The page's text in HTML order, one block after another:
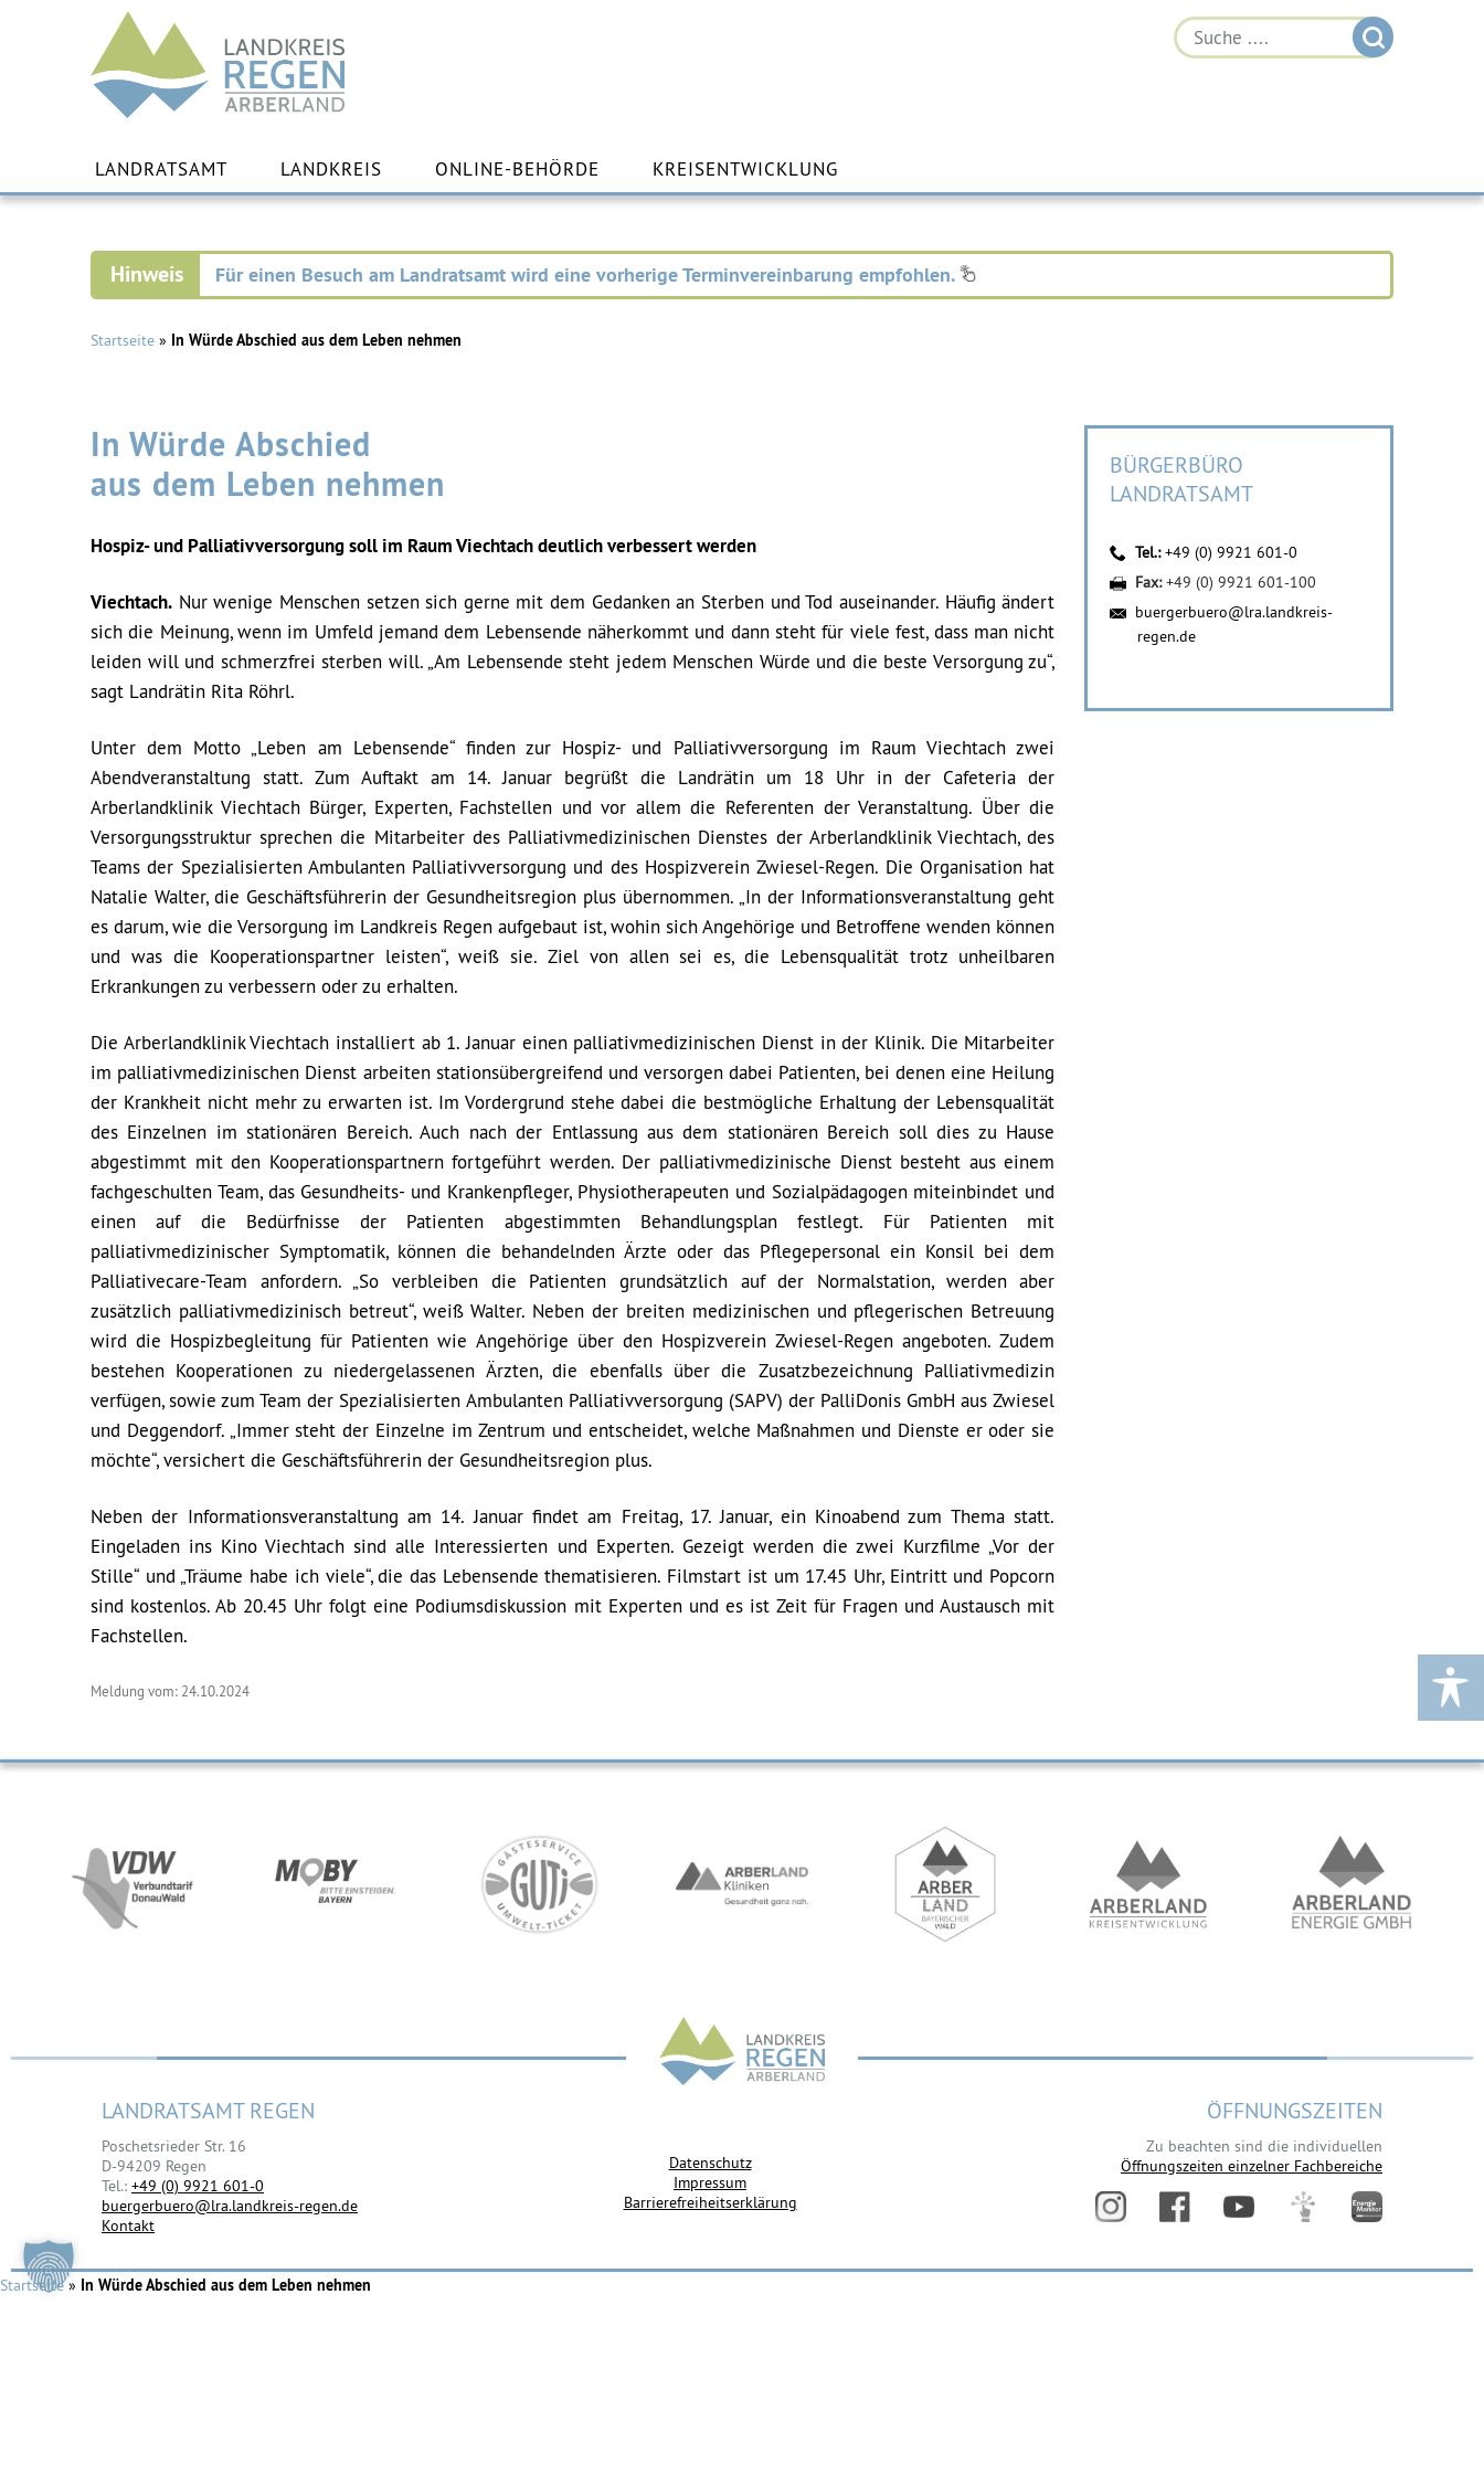
Landkreis
Regen
Inhalt
springen
LANDRATSAMT LANDKREIS ONLINE-BEHÖRDE KREISENTWICKLUNG
Für einen Besuch am Landratsamt wird eine vorherige Terminvereinbarung empfohlen.
Startseite » In Würde Abschied aus dem Leben nehmen
In Würde Abschied
aus dem Leben nehmen
Hospiz- und Palliativversorgung soll im Raum Viechtach deutlich verbessert werden
Viechtach. Nur wenige Menschen setzen sich gerne mit dem Gedanken an Sterben und Tod auseinander. Häufig ändert
sich die Meinung, wenn im Umfeld jemand dem Lebensende näherkommt und dann steht für viele fest, dass man nicht
leiden will und schmerzfrei sterben will. „Am Lebensende steht jedem Menschen Würde und die beste Versorgung zu“,
sagt Landrätin Rita Röhrl.
Unter dem Motto „Leben am Lebensende“ finden zur Hospiz- und Palliativversorgung im Raum Viechtach zwei
Abendveranstaltung statt. Zum Auftakt am 14. Januar begrüßt die Landrätin um 18 Uhr in der Cafeteria der
Arberlandklinik Viechtach Bürger, Experten, Fachstellen und vor allem die Referenten der Veranstaltung. Über die
Versorgungsstruktur sprechen die Mitarbeiter des Palliativmedizinischen Dienstes der Arberlandklinik Viechtach, des
Teams der Spezialisierten Ambulanten Palliativversorgung und des Hospizverein Zwiesel-Regen. Die Organisation hat
Natalie Walter, die Geschäftsführerin der Gesundheitsregion plus übernommen. „In der Informationsveranstaltung geht
es darum, wie die Versorgung im Landkreis Regen aufgebaut ist, wohin sich Angehörige und Betroffene wenden können
und was die Kooperationspartner leisten“, weiß sie. Ziel von allen sei es, die Lebensqualität trotz unheilbaren
Erkrankungen zu verbessern oder zu erhalten.
Die Arberlandklinik Viechtach installiert ab 1. Januar einen palliativmedizinischen Dienst in der Klinik. Die Mitarbeiter
im palliativmedizinischen Dienst arbeiten stationsübergreifend und versorgen dabei Patienten, bei denen eine Heilung
der Krankheit nicht mehr zu erwarten ist. Im Vordergrund stehe dabei die bestmögliche Erhaltung der Lebensqualität
des Einzelnen im stationären Bereich. Auch nach der Entlassung aus dem stationären Bereich soll dies zu Hause
abgestimmt mit den Kooperationspartnern fortgeführt werden. Der palliativmedizinische Dienst besteht aus einem
fachgeschulten Team, das Gesundheits- und Krankenpfleger, Physiotherapeuten und Sozialpädagogen miteinbindet und
einen auf die Bedürfnisse der Patienten abgestimmten Behandlungsplan festlegt. Für Patienten mit
palliativmedizinischer Symptomatik, können die behandelnden Ärzte oder das Pflegepersonal ein Konsil bei dem
Palliativecare-Team anfordern. „So verbleiben die Patienten grundsätzlich auf der Normalstation, werden aber
zusätzlich palliativmedizinisch betreut“, weiß Walter. Neben der breiten medizinischen und pflegerischen Betreuung
wird die Hospizbegleitung für Patienten wie Angehörige über den Hospizverein Zwiesel-Regen angeboten. Zudem
bestehen Kooperationen zu niedergelassenen Ärzten, die ebenfalls über die Zusatzbezeichnung Palliativmedizin
verfügen, sowie zum Team der Spezialisierten Ambulanten Palliativversorgung (SAPV) der PalliDonis GmbH aus Zwiesel
und Deggendorf. „Immer steht der Einzelne im Zentrum und entscheidet, welche Maßnahmen und Dienste er oder sie
möchte“, versichert die Geschäftsführerin der Gesundheitsregion plus.
Neben der Informationsveranstaltung am 14. Januar findet am Freitag, 17. Januar, ein Kinoabend zum Thema statt.
Eingeladen ins Kino Viechtach sind alle Interessierten und Experten. Gezeigt werden die zwei Kurzfilme „Vor der
Stille“ und „Träume habe ich viele“, die das Lebensende thematisieren. Filmstart ist um 17.45 Uhr, Eintritt und Popcorn
sind kostenlos. Ab 20.45 Uhr folgt eine Podiumsdiskussion mit Experten und es ist Zeit für Fragen und Austausch mit
Fachstellen.
Meldung vom: 24.10.2024
BÜRGERBÜRO
LANDRATSAMT
Tel.:+49 (0) 9921 601-0
Fax:+49 (0) 9921 601-100
buergerbuero@lra.landkreis-
regen.de
LANDRATSAMT REGEN
Poschetsrieder Str. 16
D-94209 Regen
Tel.: +49 (0) 9921 601-0
buergerbuero@lra.landkreis-regen.de
Kontakt
Datenschutz
Impressum
Barrierefreiheitserklärung
ÖFFNUNGSZEITEN
Zu beachten sind die individuellen
Öffnungszeiten einzelner Fachbereiche
Startseite» In Würde Abschied aus dem Leben nehmen